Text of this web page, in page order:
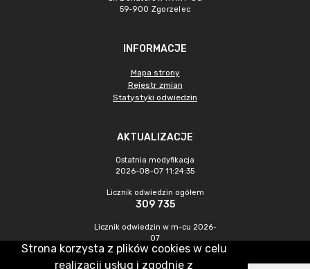
59-900 Zgorzelec
INFORMACJE
Mapa strony
Rejestr zmian
Statystyki odwiedzin
AKTUALIZACJE
Ostatnia modyfikacja
2026-08-07 11:24:35
Licznik odwiedzin ogółem
309 735
Licznik odwiedzin w m-cu 2026-
07
433
Strona korzysta z plików cookies w celu
realizacji usług i zgodnie z